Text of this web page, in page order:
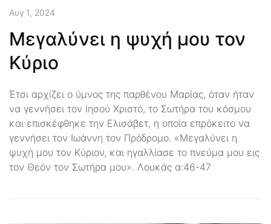
Αυγ 1, 2024
Μεγαλύνει η ψυχή μου τον
Κύριο
Έτσι αρχίζει ο ύμνος της παρθένου Μαρίας, όταν ήταν
να γεννήσει τον Ιησού Χριστό, το Σωτήρα του κόσμου
και επισκέφθηκε την Ελισάβετ, η οποία επρόκειτο να
γεννήσει τον Ιωάννη τον Πρόδρομο. «Μεγαλύνει η
ψυχή μου τον Κύριον, και ηγαλλίασε το πνεύμα μου εις
τον Θεόν τον Σωτήρα μου». Λουκάς α:46-47